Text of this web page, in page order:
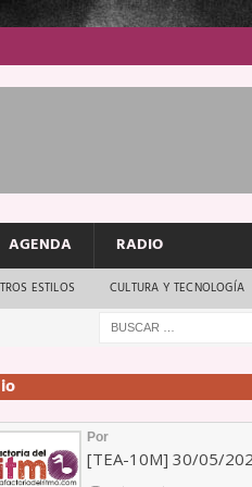
AGENDA RADIO
ESTILOS CULTURA Y TECNOLOGÍA